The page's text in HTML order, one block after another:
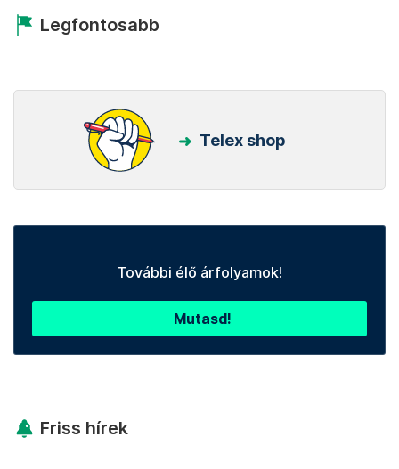
Legfontosabb
Telex shop
További élő árfolyamok!
Mutasd!
Friss hírek